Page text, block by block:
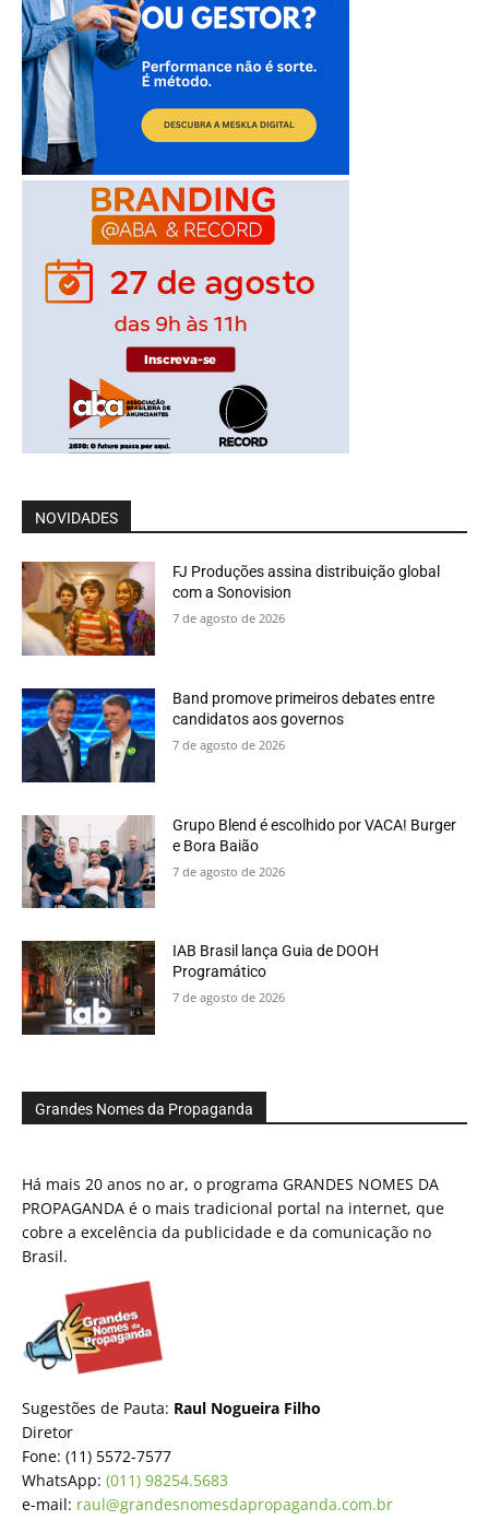
NOVIDADES
FJ Produções assina distribuição global
com a Sonovision
7 de agosto de 2026
Band promove primeiros debates entre
candidatos aos governos
7 de agosto de 2026
Grupo Blend é escolhido por VACA! Burger
e Bora Baião
7 de agosto de 2026
IAB Brasil lança Guia de DOOH
Programático
7 de agosto de 2026
Grandes Nomes da Propaganda
Há mais 20 anos no ar, o programa GRANDES NOMES DA
PROPAGANDA é o mais tradicional portal na internet, que
cobre a excelência da publicidade e da comunicação no
Brasil.
Sugestões de Pauta: Raul Nogueira Filho
Diretor
Fone: (11) 5572-7577
WhatsApp: (011) 98254.5683
e-mail: raul@grandesnomesdapropaganda.com.br